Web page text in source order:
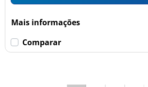
Mais informações
Comparar